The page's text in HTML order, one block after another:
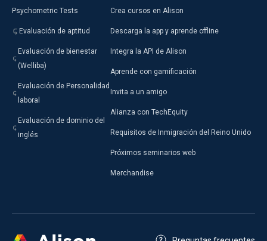
Psychometric Tests
Evaluación de aptitud
Evaluación de bienestar
(Welliba)
Evaluación de Personalidad
laboral
Evaluación de dominio del
inglés
Crea cursos en Alison
Descarga la app y aprende offline
Integra la API de Alison
Aprende con gamificación
Invita a un amigo
Alianza con TechEquity
Requisitos de Inmigración del Reino Unido
Próximos seminarios web
Merchandise